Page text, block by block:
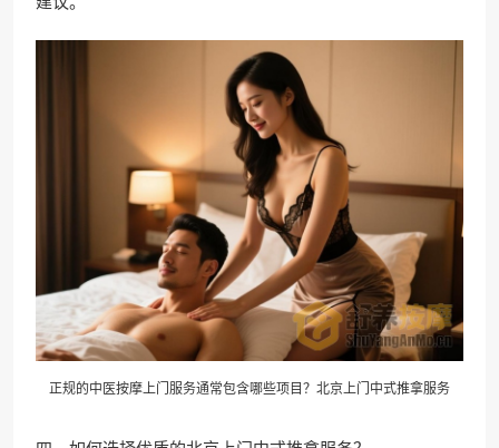
正规的中医按摩上门服务通常包含哪些项目？北京上门中式推拿服务